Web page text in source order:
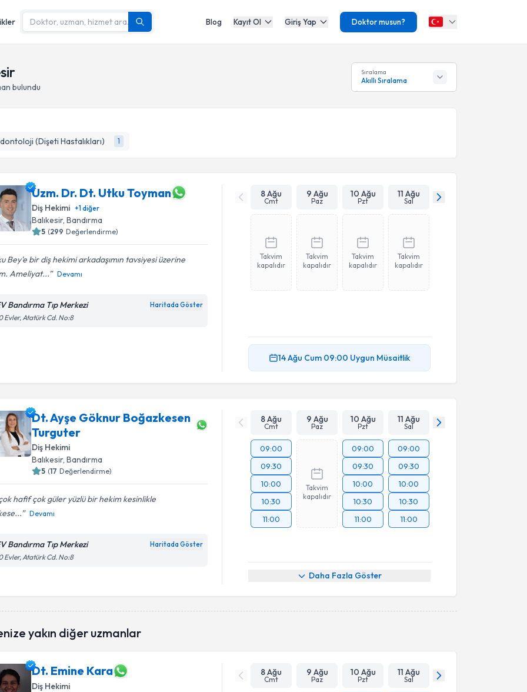
Blog Kayıt Ol Giriş Yap Doktor musun?
bulundu
Sıralama
Akıllı Sıralama
(Dişeti Hastalıkları) 1
Uzm. Dr. Dt. Utku Toyman
Diş Hekimi +1diğer
Balıkesir, Bandırma
5 (299 Değerlendirme)
Bey'e bir diş hekimi arkadaşımın tavsiyesi üzerine
Ameliyat...
Devamı
Bandırma Tıp Merkezi Haritada Göster
Evler, Atatürk Cd. No:8
8 Ağu
Cmt
9 Ağu
Paz
10 Ağu
Pzt
11 Ağu
Sal
Takvim
kapalıdır
Takvim
kapalıdır
Takvim
kapalıdır
Takvim
kapalıdır
14 Ağu Cum 09:00 Uygun Müsaitlik
Dt. Ayşe Göknur Boğazkesen
Turguter
Diş Hekimi
Balıkesir, Bandırma
5 (17 Değerlendirme)
hafif çok güler yüzlü bir hekim kesinlikle
Devamı
Bandırma Tıp Merkezi Haritada Göster
Evler, Atatürk Cd. No:8
8 Ağu
Cmt
9 Ağu
Paz
10 Ağu
Pzt
11 Ağu
Sal
09:00
09:30
10:00
10:30
11:00
Takvim
kapalıdır
09:00
09:30
10:00
10:30
11:00
09:00
09:30
10:00
10:30
11:00
Daha Fazla Göster
yakın diğer uzmanlar
Dt. Emine Kara
Diş Hekimi
8 Ağu
Cmt
9 Ağu
Paz
10 Ağu
Pzt
11 Ağu
Sal